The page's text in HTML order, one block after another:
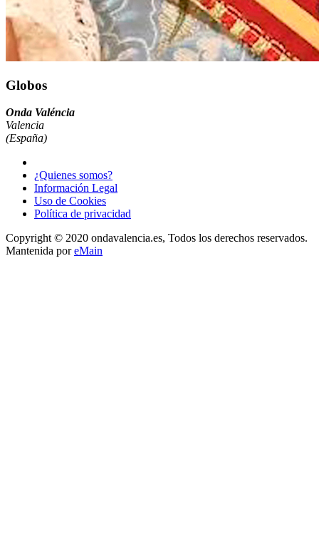
Globos
Onda Valéncia
Valencia
(España)
¿Quienes somos?
Información Legal
Uso de Cookies
Política de privacidad
Copyright © 2020 ondavalencia.es, Todos los derechos reservados.
Mantenida poreMain